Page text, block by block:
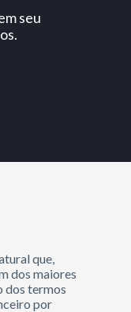
seu
que,
dos maiores
dos termos
por